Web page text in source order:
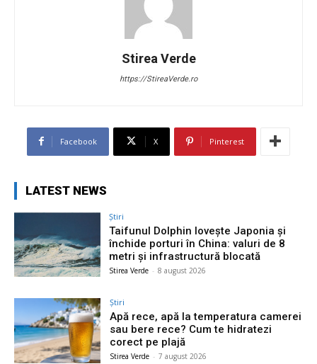
Stirea Verde
https://StireaVerde.ro
Facebook X Pinterest
LATEST NEWS
Știri
Taifunul Dolphin lovește Japonia și
închide porturi în China: valuri de 8
metri și infrastructură blocată
Stirea Verde - 8 august 2026
Știri
Apă rece, apă la temperatura camerei
sau bere rece? Cum te hidratezi
corect pe plajă
Stirea Verde - 7 august 2026